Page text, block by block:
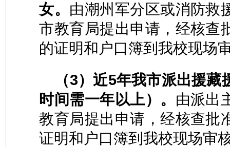
女。 由潮州军分区或消防救
市教育局提出申请，经核查
的证明和户口簿到我校现场
（3）近5年我市派出援藏
时间需一年以上）。 由派出
教育局提出申请，经核查批
证明和户口簿到我校现场审